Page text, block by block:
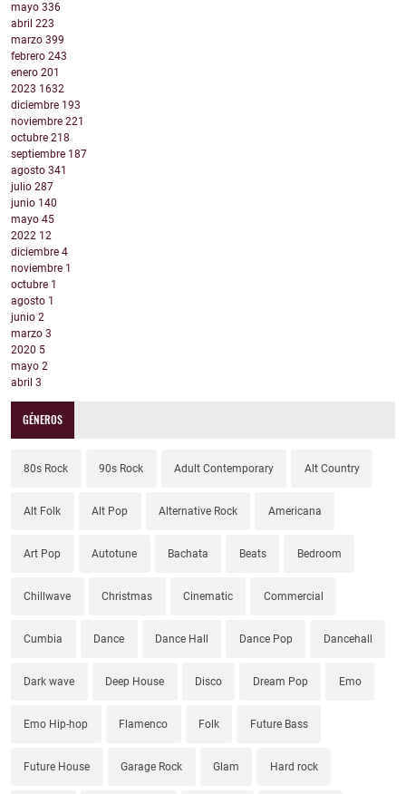
mayo 336
abril 223
marzo 399
febrero 243
enero 201
2023 1632
diciembre 193
noviembre 221
octubre 218
septiembre 187
agosto 341
julio 287
junio 140
mayo 45
2022 12
diciembre 4
noviembre 1
octubre 1
agosto 1
junio 2
marzo 3
2020 5
mayo 2
abril 3
GÉNEROS
80s Rock 90s Rock Adult Contemporary Alt Country
Alt Folk Alt Pop Alternative Rock Americana
Art Pop Autotune Bachata Beats Bedroom
Chillwave Christmas Cinematic Commercial
Cumbia Dance Dance Hall Dance Pop Dancehall
Dark wave Deep House Disco Dream Pop Emo
Emo Hip-hop Flamenco Folk Future Bass
Future House Garage Rock Glam Hard rock